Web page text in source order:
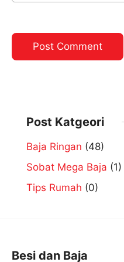
Post Katgeori
Baja Ringan (48)
Sobat Mega Baja (1)
Tips Rumah (0)
Besi dan Baja